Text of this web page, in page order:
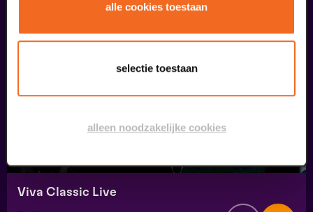
alle cookies toestaan
selectie toestaan
alleen noodzakelijke cookies
Viva Classic Live